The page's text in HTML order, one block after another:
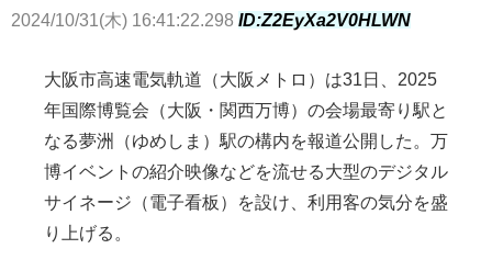
2024/10/31(木) 16:41:22.298 ID:Z2EyXa2V0HLWN
大阪市高速電気軌道（大阪メトロ）は31日、2025
年国際博覧会（大阪・関西万博）の会場最寄り駅と
なる夢洲（ゆめしま）駅の構内を報道公開した。万
博イベントの紹介映像などを流せる大型のデジタル
サイネージ（電子看板）を設け、利用客の気分を盛
り上げる。